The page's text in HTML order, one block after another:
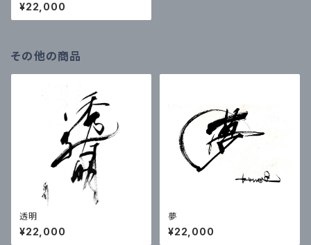
¥22,000
その他の商品
透明
¥22,000
夢
¥22,000